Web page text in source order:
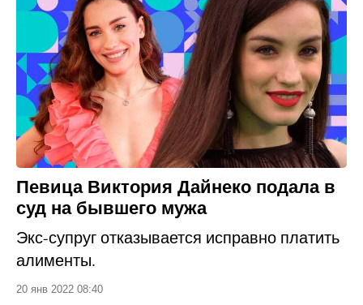
Певица Виктория Дайнеко подала в
суд на бывшего мужа
Экс-супруг отказывается исправно платить
алименты.
20 янв 2022 08:40